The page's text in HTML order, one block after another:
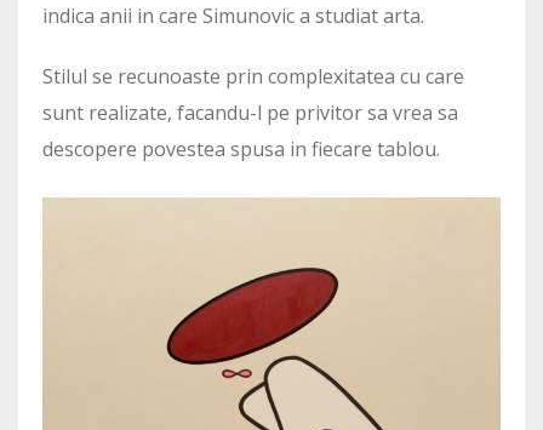
indica anii in care Simunovic a studiat arta.
Stilul se recunoaste prin complexitatea cu care
sunt realizate, facandu-l pe privitor sa vrea sa
descopere povestea spusa in fiecare tablou.